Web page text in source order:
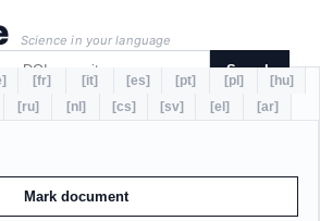
Science in your language
Search
[fr] [it] [es] [pt] [pl]
[hu]
[ru] [nl] [cs] [sv] [el] [ar]
Mark document